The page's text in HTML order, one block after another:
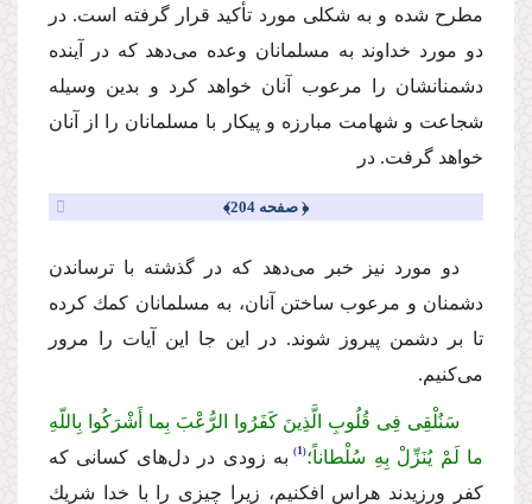
مطرح شده و به شكلى مورد تأكید قرار گرفته است. در
دو مورد خداوند به مسلمانان وعده مى‌دهد كه در آینده
دشمنانشان را مرعوب آنان خواهد كرد و بدین وسیله
شجاعت و شهامت مبارزه و پیكار با مسلمانان را از آنان
خواهد گرفت. در
﴿ صفحه 204﴾
دو مورد نیز خبر مى‌دهد كه در گذشته با ترساندن
دشمنان و مرعوب ساختن آنان، به مسلمانان كمك كرده
تا بر دشمن پیروز شوند. در این جا این آیات را مرور
مى‌كنیم.
سَنُلْقِی فِی قُلُوبِ الَّذِینَ كَفَرُوا الرُّعْبَ بِما أَشْرَكُوا بِاللّهِ
ما لَمْ یُنَزِّلْ بِهِ سُلْطاناً؛ 1
به زودى در دل‌هاى كسانى كه
كفر ورزیدند هراس افكنیم، زیرا چیزى را با خدا شریك